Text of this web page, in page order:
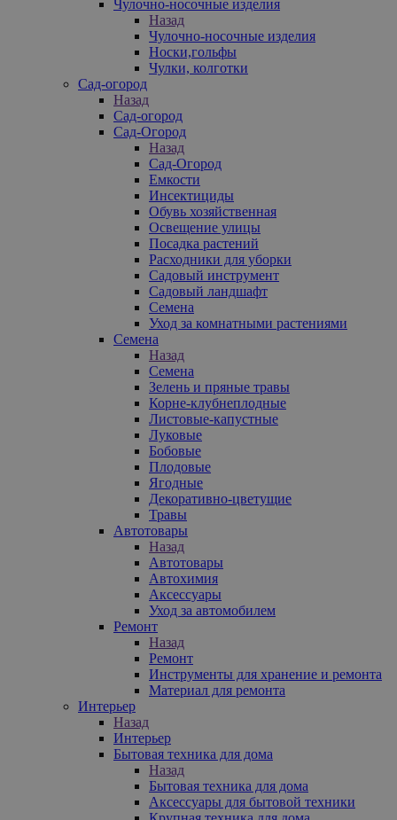
Чулочно-носочные изделия
Назад
Чулочно-носочные изделия
Носки,гольфы
Чулки, колготки
Сад-огород
Назад
Сад-огород
Сад-Огород
Назад
Сад-Огород
Емкости
Инсектициды
Обувь хозяйственная
Освещение улицы
Посадка растений
Расходники для уборки
Садовый инструмент
Садовый ландшафт
Семена
Уход за комнатными растениями
Семена
Назад
Семена
Зелень и пряные травы
Корне-клубнеплодные
Листовые-капустные
Луковые
Бобовые
Плодовые
Ягодные
Декоративно-цветущие
Травы
Автотовары
Назад
Автотовары
Автохимия
Аксессуары
Уход за автомобилем
Ремонт
Назад
Ремонт
Инструменты для хранение и ремонта
Материал для ремонта
Интерьер
Назад
Интерьер
Бытовая техника для дома
Назад
Бытовая техника для дома
Аксессуары для бытовой техники